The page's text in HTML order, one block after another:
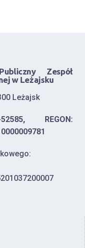
Zespół
w Leżajsku
Leżajsk
REGON: